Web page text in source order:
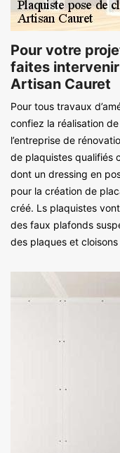
Pour votre
faites
Artisan Cauret
Pour tous travaux
confiez la réalisation
l’entreprise de
de plaquistes qualifiés
dont un dressing en
pour la création de
créé. Ls plaquistes
des faux plafonds
des plaques et